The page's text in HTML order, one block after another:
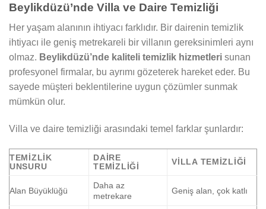
Beylikdüzü’nde Villa ve Daire Temizliği
Her yaşam alanının ihtiyacı farklıdır. Bir dairenin temizlik
ihtiyacı ile geniş metrekareli bir villanın gereksinimleri aynı
olmaz. Beylikdüzü’nde kaliteli temizlik hizmetleri sunan
profesyonel firmalar, bu ayrımı gözeterek hareket eder. Bu
sayede müşteri beklentilerine uygun çözümler sunmak
mümkün olur.
Villa ve daire temizliği arasındaki temel farklar şunlardır:
TEMIZLIK
UNSURU
DAIRE
TEMIZLIĞI
VILLA TEMIZLIĞI
Alan Büyüklüğü
Daha az
metrekare
Geniş alan, çok katlı